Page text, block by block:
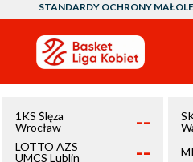
STANDARDY OCHRONY
1KS Ślęza
Wrocław
--
LOTTO AZS
UMCS Lublin
--